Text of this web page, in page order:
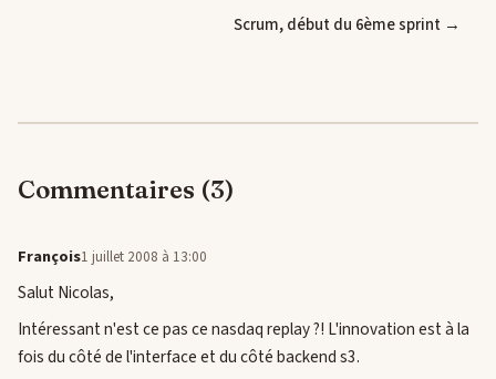
Scrum, début du 6ème sprint →
Commentaires (3)
François1 juillet 2008 à 13:00
Salut Nicolas,
Intéressant n'est ce pas ce nasdaq replay ?! L'innovation est à la
fois du côté de l'interface et du côté backend s3.